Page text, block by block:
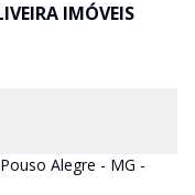
IMÓVEIS
Alegre - MG -